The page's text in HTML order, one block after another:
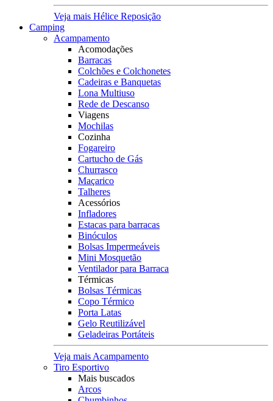
Veja mais Hélice Reposição
Camping
Acampamento
Acomodações
Barracas
Colchões e Colchonetes
Cadeiras e Banquetas
Lona Multiuso
Rede de Descanso
Viagens
Mochilas
Cozinha
Fogareiro
Cartucho de Gás
Churrasco
Maçarico
Talheres
Acessórios
Infladores
Estacas para barracas
Binóculos
Bolsas Impermeáveis
Mini Mosquetão
Ventilador para Barraca
Térmicas
Bolsas Térmicas
Copo Térmico
Porta Latas
Gelo Reutilizável
Geladeiras Portáteis
Veja mais Acampamento
Tiro Esportivo
Mais buscados
Arcos